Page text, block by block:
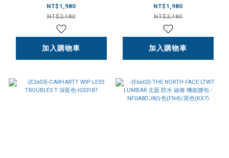
洗 布標 短Ｔ淺綠色-
I029949
NT$1,980
NT$2,180
加入購物車
向日葵 葵瓜子 短Ｔ-
I034661
NT$1,980
NT$2,180
加入購物車